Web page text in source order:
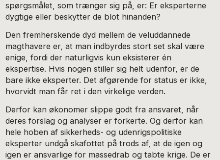
spørgsmålet, som trænger sig på, er: Er eksperterne
dygtige eller beskytter de blot hinanden?
Den fremherskende dyd mellem de veluddannede
magthavere er, at man indbyrdes stort set skal være
enige, fordi der naturligvis kun eksisterer én
ekspertise. Hvis nogen stiller sig helt udenfor, er de
bare ikke eksperter. Det afgørende for status er ikke,
hvorvidt man får ret i den virkelige verden.
Derfor kan økonomer slippe godt fra ansvaret, når
deres forslag og analyser er forkerte. Og derfor kan
hele hoben af sikkerheds- og udenrigspolitiske
eksperter undgå skafottet på trods af, at de igen og
igen er ansvarlige for massedrab og tabte krige. De er